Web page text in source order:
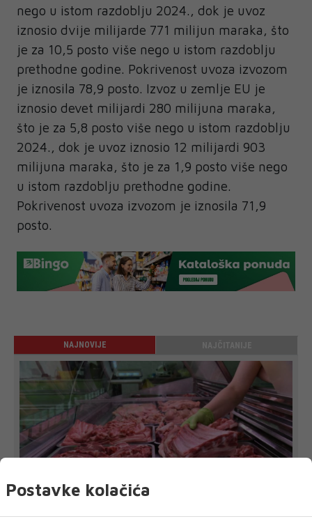
nego u istom razdoblju 2024., dok je uvoz
iznosio dvije milijarde 771 milijun maraka, što
je za 10,5 posto više nego u istom razdoblju
prethodne godine. Pokrivenost uvoza izvozom
je iznosila 78,9 posto. Izvoz u zemlje EU je
iznosio devet milijardi 280 milijuna maraka,
što je za 5,8 posto više nego u istom razdoblju
2024., dok je uvoz iznosio 12 milijardi 903
milijuna maraka, što je za 1,9 posto više nego
u istom razdoblju prethodne godine.
Pokrivenost uvoza izvozom je iznosila 71,9
posto.
NAJNOVIJE
Postavke kolačića